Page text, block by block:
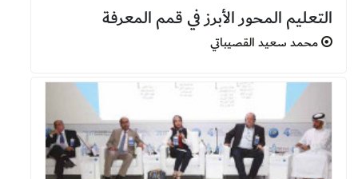
التعليم المحور الأبرز في قمم المعرفة
محمد سعيد القصيباتي